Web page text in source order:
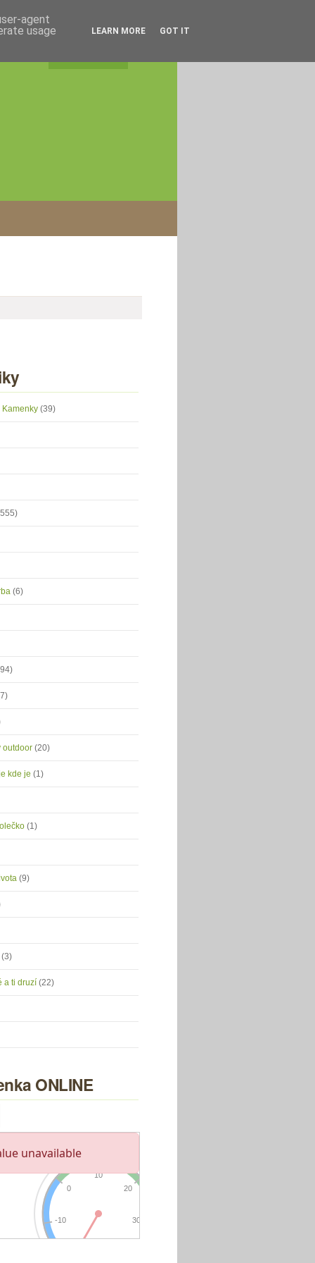
(39)
(6)
outdoor (20)
kde je (1)
(1)
(9)
(3)
a ti druzí (22)
ONLINE
agent
usage
LEARN MORE GOT IT